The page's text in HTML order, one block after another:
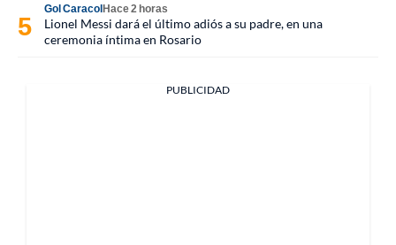
Gol CaracolHace 2 horas
Lionel Messi dará el último adiós a su padre, en una
ceremonia íntima en Rosario
PUBLICIDAD